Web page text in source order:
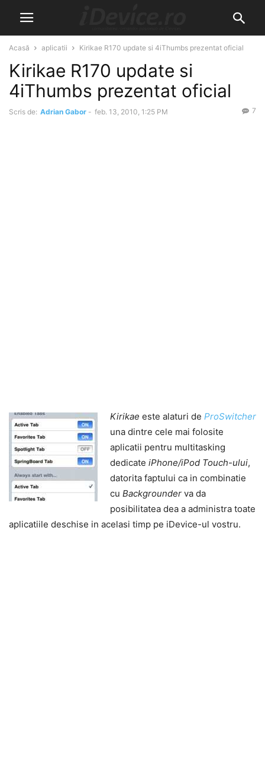
Acasă aplicatii Kirikae R170 update si 4iThumbs prezentat oficial
Kirikae R170 update si
4iThumbs prezentat oficial
Scris de: Adrian Gabor - feb. 13, 2010, 1:25 PM 7
Kirikae este alaturi de ProSwitcher
una dintre cele mai folosite
aplicatii pentru multitasking
dedicate iPhone/iPod Touch-ului,
datorita faptului ca in combinatie
cu Backgrounder va da
posibilitatea dea a administra toate
aplicatiile deschise in acelasi timp pe iDevice-ul vostru.